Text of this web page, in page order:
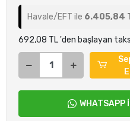
Havale/EFT ile 6.405,84
692,08 TL 'den başlayan
WHATSAPP